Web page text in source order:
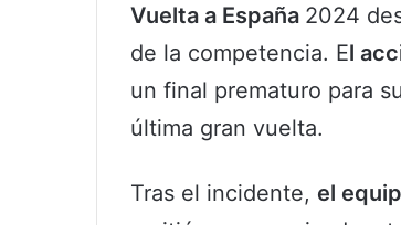
Vuelta a España 2024
de la competencia. El
un final prematuro para
última gran vuelta.
Tras el incidente, el